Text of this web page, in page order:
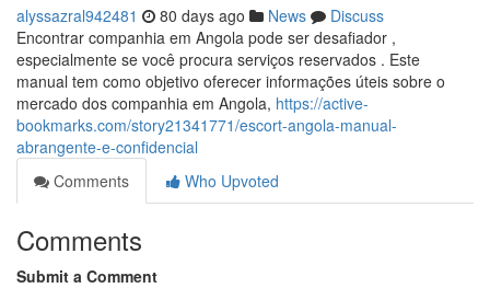
alyssazral942481 80 days ago News
Discuss
Encontrar companhia em Angola pode ser desafiador ,
especialmente se você procura serviços reservados . Este
manual tem como objetivo oferecer informações úteis sobre o
mercado dos companhia em Angola, https://active-
bookmarks.com/story21341771/escort-angola-manual-
abrangente-e-confidencial
Comments
Who Upvoted
Comments
Submit a Comment